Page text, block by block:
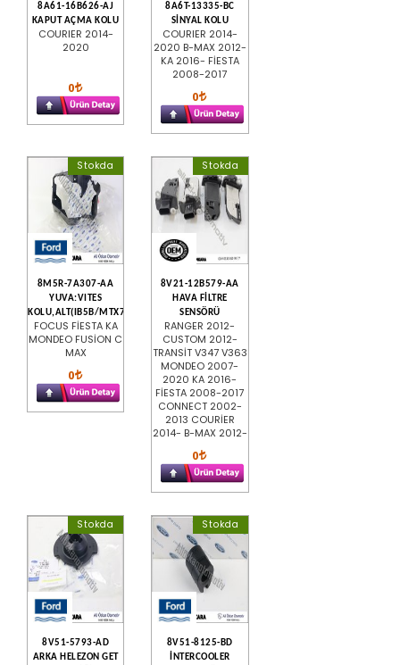
8A61-16B626-AJ
KAPUT AÇMA KOLU
COURIER 2014-
2020
0
8A6T-13335-BC
SİNYAL KOLU
COURIER 2014-
2020 B-MAX 2012-
KA 2016- FİESTA
2008-2017
0
Stokda
8M5R-7A307-AA
YUVA:VITES
KOLU,ALT(IB5B/MTX75)
FOCUS FİESTA KA
MONDEO FUSİON C
MAX
0
Stokda
8V21-12B579-AA
HAVA FİLTRE
SENSÖRÜ
RANGER 2012-
CUSTOM 2012-
TRANSİT V347 V363
MONDEO 2007-
2020 KA 2016-
FİESTA 2008-2017
CONNECT 2002-
2013 COURİER
2014- B-MAX 2012-
0
Stokda
8V51-5793-AD
ARKA HELEZON GET
Stokda
8V51-8125-BD
İNTERCOOLER